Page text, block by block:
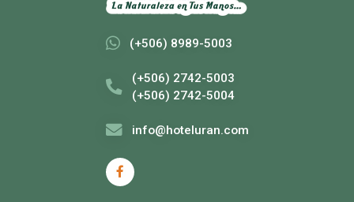
(+506) 8989-5003
(+506) 2742-5003
(+506) 2742-5004
info@hoteluran.com